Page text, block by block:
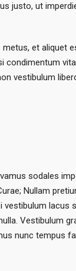
justo, ut
et aliquet
vestibulum
sodales
Nullam
Vestibulum
nunc tempus